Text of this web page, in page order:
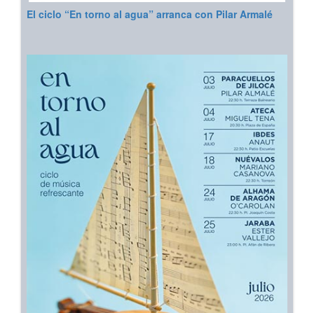
El ciclo “En torno al agua” arranca con Pilar Armalé